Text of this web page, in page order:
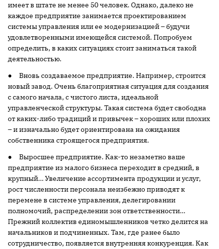
имеет в штате не менее 50 человек. Однако, далеко не
каждое предприятие занимается проектированием
системы управления или ее модернизацией – будучи
удовлетворенными имеющейся системой. Попробуем
определить, в каких ситуациях стоит заниматься такой
деятельностью.
● Вновь создаваемое предприятие. Например, строится
новый завод. Очень благоприятная ситуация для создания
с самого начала, с чистого листа, идеальной
управленческой структуры. Такая система будет свободна
от каких-либо традиций и привычек – хороших или плохих
– и изначально будет ориентирована на ожидания
собственника строящегося предприятия.
● Выросшее предприятие. Как-то незаметно ваше
предприятие из малого бизнеса переходит в средний, в
крупный… Увеличение ассортимента продукции и услуг,
рост численности персонала неизбежно приводят к
перемене в системе управления, делегировании
полномочий, распределении зон ответственности…
Прежний коллектив единомышленников четко делится на
начальников и подчиненных. Там, где ранее было
сотрудничество, появляется внутренняя конкуренция. Как